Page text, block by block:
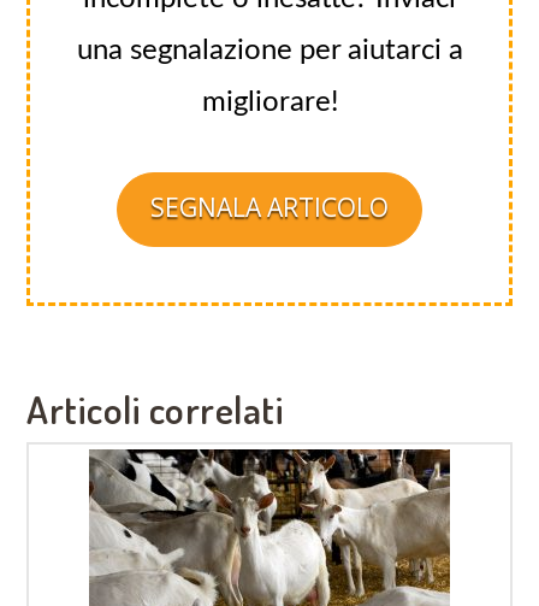
una segnalazione per aiutarci a
migliorare!
SEGNALA ARTICOLO
Articoli correlati